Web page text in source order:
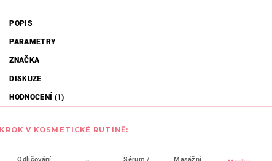
POPIS
PARAMETRY
ZNAČKA
DISKUZE
HODNOCENÍ (1)
KROK V KOSMETICKÉ RUTINĚ: